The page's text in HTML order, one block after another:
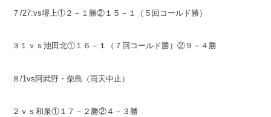
７/27:vs堺上①２－１勝②１５－１（５回コールド勝）
３１ｖｓ池田北①１６－１（７回コールド勝）②９－４勝
８/1vs阿武野・柴島（雨天中止）
２ｖｓ和泉①１７－２勝②４－３勝